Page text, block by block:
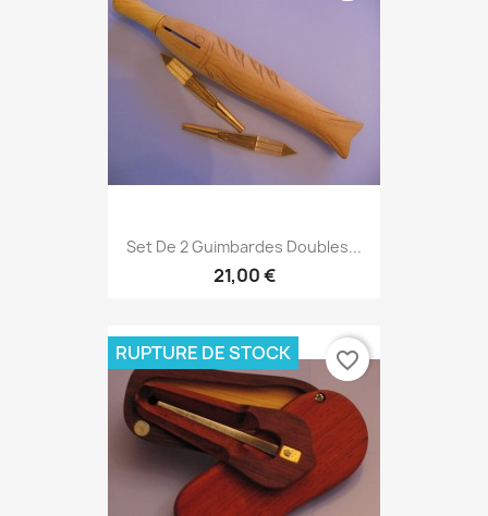
Set De 2 Guimbardes Doubles...
21,00 €
RUPTURE DE STOCK favorite_border